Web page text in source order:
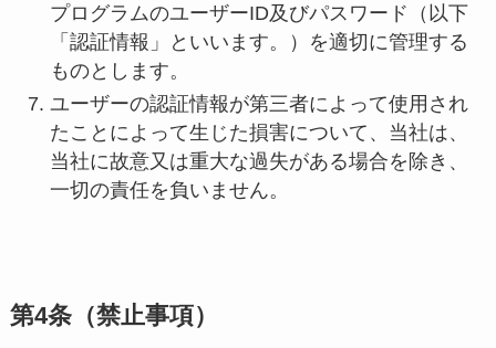
プログラムのユーザーID及びパスワード（以下
「認証情報」といいます。）を適切に管理する
ものとします。
ユーザーの認証情報が第三者によって使用され
たことによって生じた損害について、当社は、
当社に故意又は重大な過失がある場合を除き、
一切の責任を負いません。
第4条（禁止事項）